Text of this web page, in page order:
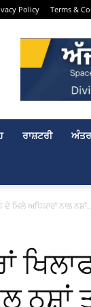
Policy Terms &
ਰਾਸ਼ਟਰੀ
ਮਿਲੇ ਅਧਿਕਾਰਾਂ ਨਾਲ
ਨਸ਼ਾਂ